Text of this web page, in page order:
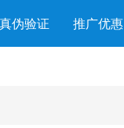
真伪验证 推广优惠